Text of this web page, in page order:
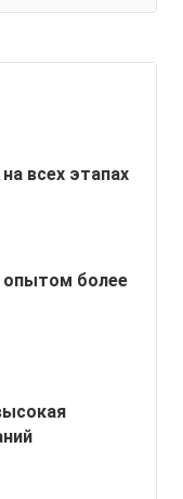
всех этапах
опытом более